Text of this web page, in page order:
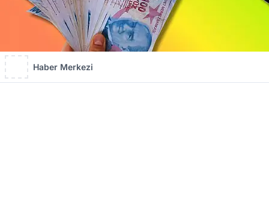
Haber Merkezi